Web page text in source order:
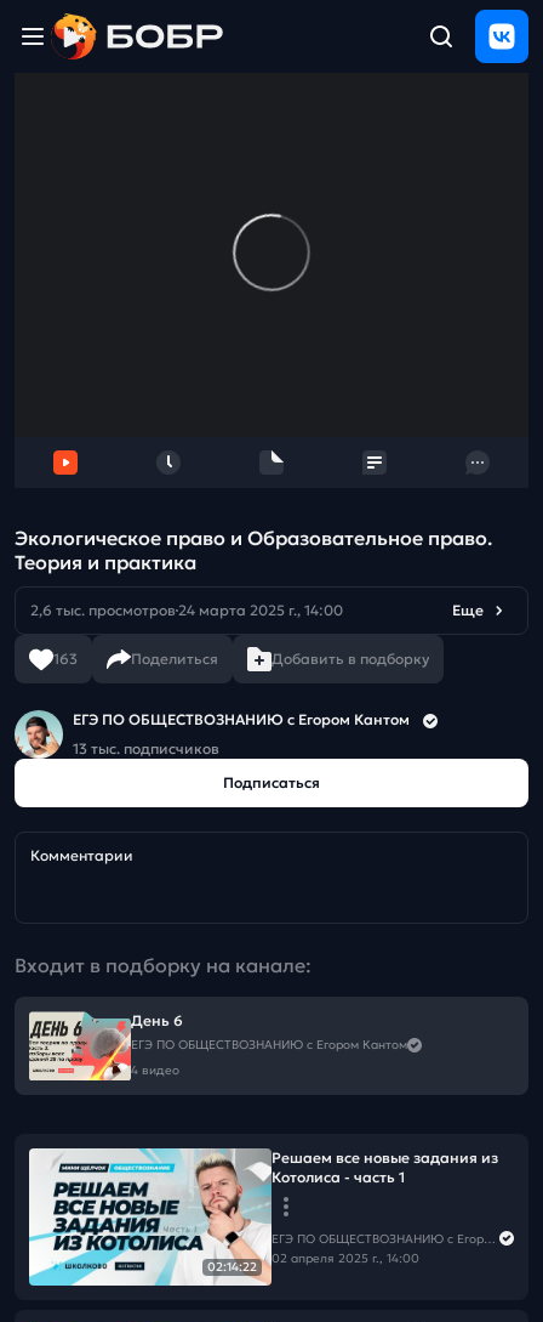
отзыв
Экологическое право и Образовательное право.
Теория и практика
2,6 тыс. просмотров 24 марта 2025 г., 14:00 Еще
163 Поделиться Добавить в подборку
ЕГЭ ПО ОБЩЕСТВОЗНАНИЮ c Егором Кантом
13 тыс. подписчиков
Подписаться
Комментарии
Входит в подборку на канале:
День 6
ЕГЭ ПО ОБЩЕСТВОЗНАНИЮ c Егором Кантом
4 видео
02:14:22
Решаем все новые задания из
Котолиса - часть 1
ЕГЭ ПО ОБЩЕСТВОЗНАНИЮ c Егором Кантом
02 апреля 2025 г., 14:00